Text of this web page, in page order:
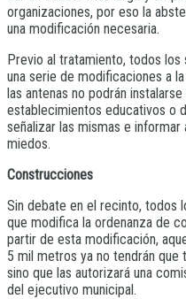
organizaciones, por eso la
una modificación necesaria.
Previo al tratamiento, todos
una serie de modificaciones a
las antenas no podrán
establecimientos educativos o
señalizar las mismas e
miedos.
Construcciones
Sin debate en el recinto, todos
que modifica la ordenanza de
partir de esta modificación,
5 mil metros ya no tendrán que
sino que las autorizará una
del ejecutivo municipal.